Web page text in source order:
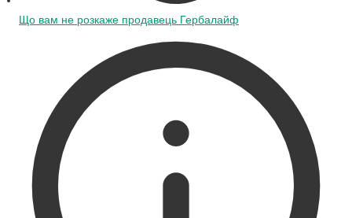
Що вам не розкаже продавець Гербалайф